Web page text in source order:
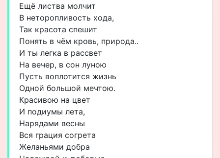
Ещё листва молчит
В неторопливость хода,
Так красота спешит
Понять в чём кровь, природа..
И ты легка в рассвет
На вечер, в сон луною
Пусть воплотится жизнь
Одной большой мечтою.
Красивою на цвет
И подиумы лета,
Нарядами весны
Вся грация согрета
Желаньями добра